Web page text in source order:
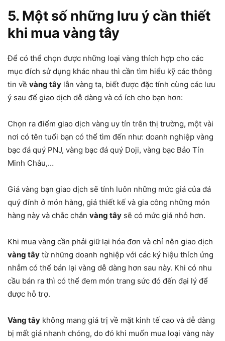
5. Một số những lưu ý cần thiết
khi mua vàng tây
Để có thể chọn được những loại vàng thích hợp cho các
mục đích sử dụng khác nhau thì cần tìm hiểu kỹ các thông
tin về vàng tây lẫn vàng ta, biết được đặc tính cùng các lưu
ý sau để giao dịch dễ dàng và có ích cho bạn hơn:
Chọn ra điểm giao dịch vàng uy tín trên thị trường, một vài
nơi có tên tuổi bạn có thể tìm đến như: doanh nghiệp vàng
bạc đá quý PNJ, vàng bạc đá quý Doji, vàng bạc Bảo Tín
Minh Châu,…
Giá vàng bạn giao dịch sẽ tính luôn những mức giá của đá
quý đính ở món hàng, giá thiết kế và gia công những món
hàng này và chắc chắn vàng tây sẽ có mức giá nhỏ hơn.
Khi mua vàng cần phải giữ lại hóa đơn và chỉ nên giao dịch
vàng tây từ những doanh nghiệp với các ký hiệu thích ứng
nhẳm có thể bán lại vàng dễ dàng hơn sau này. Khi có nhu
cầu bán ra thì có thể đem món trang sức đó đến đại lý để
được hỗ trợ.
Vàng tây không mang giá trị về mặt kinh tế cao và dễ dàng
bị mất giá nhanh chóng, do đó khi muốn mua loại vàng này